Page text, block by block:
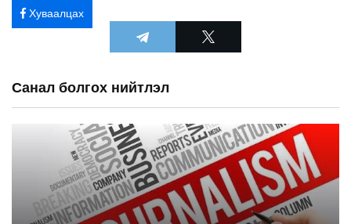
Хуваалцах
Санал болгох нийтлэл